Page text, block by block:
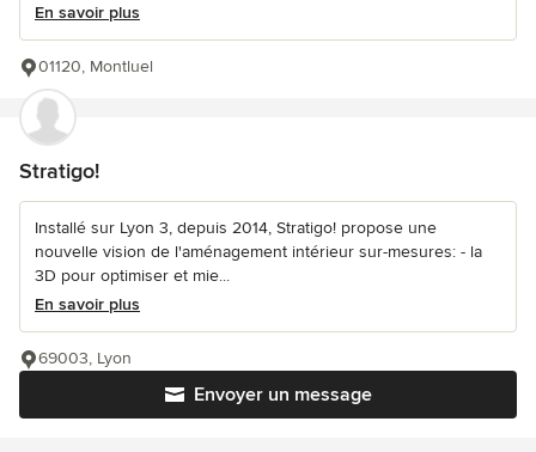
En savoir plus
01120, Montluel
Stratigo!
Installé sur Lyon 3, depuis 2014, Stratigo! propose une
nouvelle vision de l'aménagement intérieur sur-mesures: - la
3D pour optimiser et mie...
En savoir plus
Envoyer un message
69003, Lyon